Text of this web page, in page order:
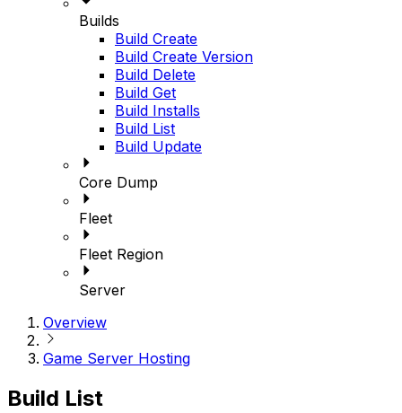
Builds
Build Create
Build Create Version
Build Delete
Build Get
Build Installs
Build List
Build Update
Core Dump
Fleet
Fleet Region
Server
Overview
Game Server Hosting
Build List